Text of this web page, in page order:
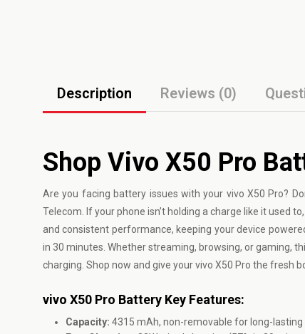
Description Reviews (0)
Shop Vivo X50 Pro
Are you facing battery issues with your vivo X50 Pro?
Telecom. If your phone isn’t holding a charge like it used
and consistent performance, keeping your device
in 30 minutes. Whether streaming, browsing, or gaming,
charging. Shop now and give your vivo X50 Pro the fresh
vivo X50 Pro Battery Key Features:
Capacity: 4315 mAh, non-removable for long-